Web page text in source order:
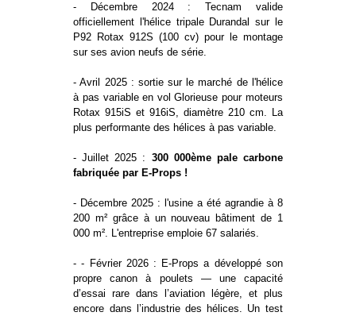
- Décembre 2024 : Tecnam valide
officiellement l'hélice tripale Durandal sur le
P92 Rotax 912S (100 cv) pour le montage
sur ses avion neufs de série.
- Avril 2025 : sortie sur le marché de l'hélice
à pas variable en vol Glorieuse pour moteurs
Rotax 915iS et 916iS, diamètre 210 cm. La
plus performante des hélices à pas variable.
- Juillet 2025 : 300 000ème pale carbone
fabriquée par E-Props !
- Décembre 2025 : l'usine a été agrandie à 8
200 m² grâce à un nouveau bâtiment de 1
000 m². L'entreprise emploie 67 salariés.
- - Février 2026 : E-Props a développé son
propre canon à poulets — une capacité
d’essai rare dans l’aviation légère, et plus
encore dans l’industrie des hélices. Un test